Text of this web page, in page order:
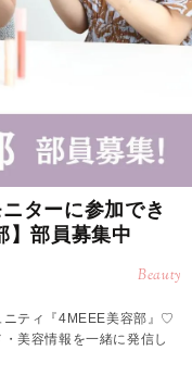
ターに参加でき
】部員募集中
Beauty
ニティ『4MEEE美容部』♡
美容情報を一緒に発信し